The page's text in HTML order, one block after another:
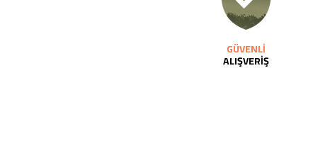
GÜVENLİ
ALIŞVERİŞ